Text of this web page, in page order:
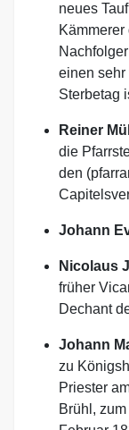
neues
einen
Sterbetag
Reiner
die
den
Johann
Nicolaus
früher
Dechant
Johann
zu
Priester
Brühl,